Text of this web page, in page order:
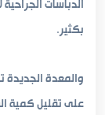
بكثير.
والمعدة
على تقليل كمية